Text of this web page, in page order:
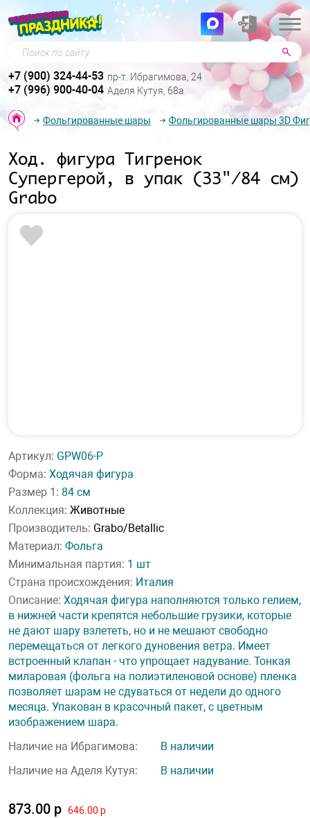
Поиск по сайту
+7 (900) 324-44-53 пр-т. Ибрагимова, 24
+7 (996) 900-40-04 Аделя Кутуя, 68а
Фольгированные шары Фольгированные шары 3D
Ход. фигура Тигренок
Супергерой, в упак (33"/84 см)
Grabo
Артикул: GPW06-P
Форма: Ходячая фигура
Размер 1: 84 см
Коллекция: Животные
Производитель: Grabo/Betallic
Материал: Фольга
Минимальная партия: 1 шт
Страна происхождения: Италия
Описание: Ходячая фигура наполняются только гелием,
в нижней части крепятся небольшие грузики, которые
не дают шару взлететь, но и не мешают свободно
перемещаться от легкого дуновения ветра. Имеет
встроенный клапан - что упрощает надувание. Тонкая
миларовая (фольга на полиэтиленовой основе) пленка
позволяет шарам не сдуваться от недели до одного
месяца. Упакован в красочный пакет, с цветным
изображением шара.
Наличие на Ибрагимова:
В наличии
Наличие на Аделя Кутуя:
В наличии
873.00 р 646.00 р